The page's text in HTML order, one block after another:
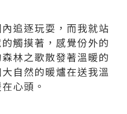
追逐玩耍，而我就站
觸摸著，感覺份外的
林之歌散發著溫暖的
自然的暖爐在送我溫
心頭。